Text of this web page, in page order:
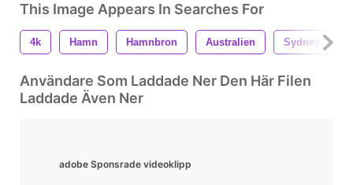
This Image Appears In Searches For
4k Hamn Hamnbron Australien Sydney
Användare Som Laddade Ner Den Här Filen
Laddade Även Ner
adobe Sponsrade videoklipp